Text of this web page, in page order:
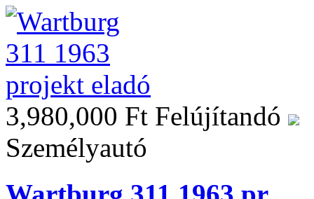
3,980,000 Ft Felújítandó
Személyautó